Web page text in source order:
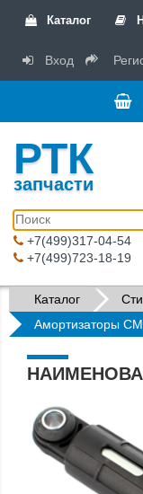
Каталог
Вход
РТК
запчасти
+7(499)317-04-54
+7(499)723-18-19
Каталог
Амортизаторы